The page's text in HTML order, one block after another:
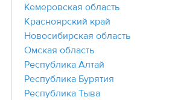
Кемеровская область
Красноярский край
Новосибирская область
Омская область
Республика Алтай
Республика Бурятия
Республика Тыва